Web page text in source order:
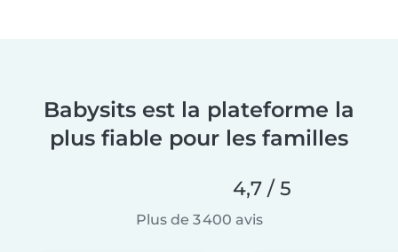
Babysits est la plateforme la
plus fiable pour les familles
4,7 / 5
Plus de 3 400 avis